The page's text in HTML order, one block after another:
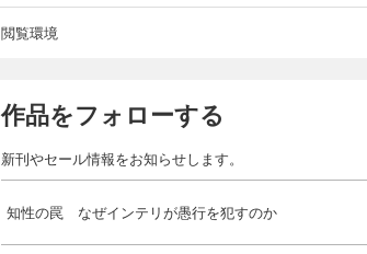
閲覧環境
作品をフォローする
新刊やセール情報をお知らせします。
知性の罠 なぜインテリが愚行を犯すのか